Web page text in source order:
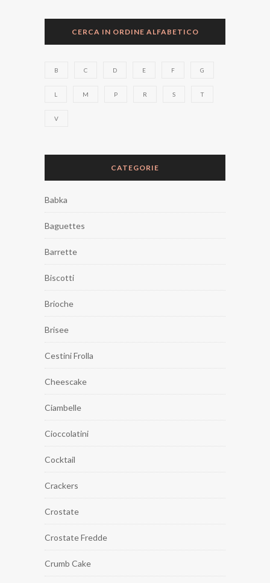
CERCA IN ORDINE ALFABETICO
B C D E F G
L M P R S T
V
CATEGORIE
Babka
Baguettes
Barrette
Biscotti
Brioche
Brisee
Cestini Frolla
Cheescake
Ciambelle
Cioccolatini
Cocktail
Crackers
Crostate
Crostate Fredde
Crumb Cake